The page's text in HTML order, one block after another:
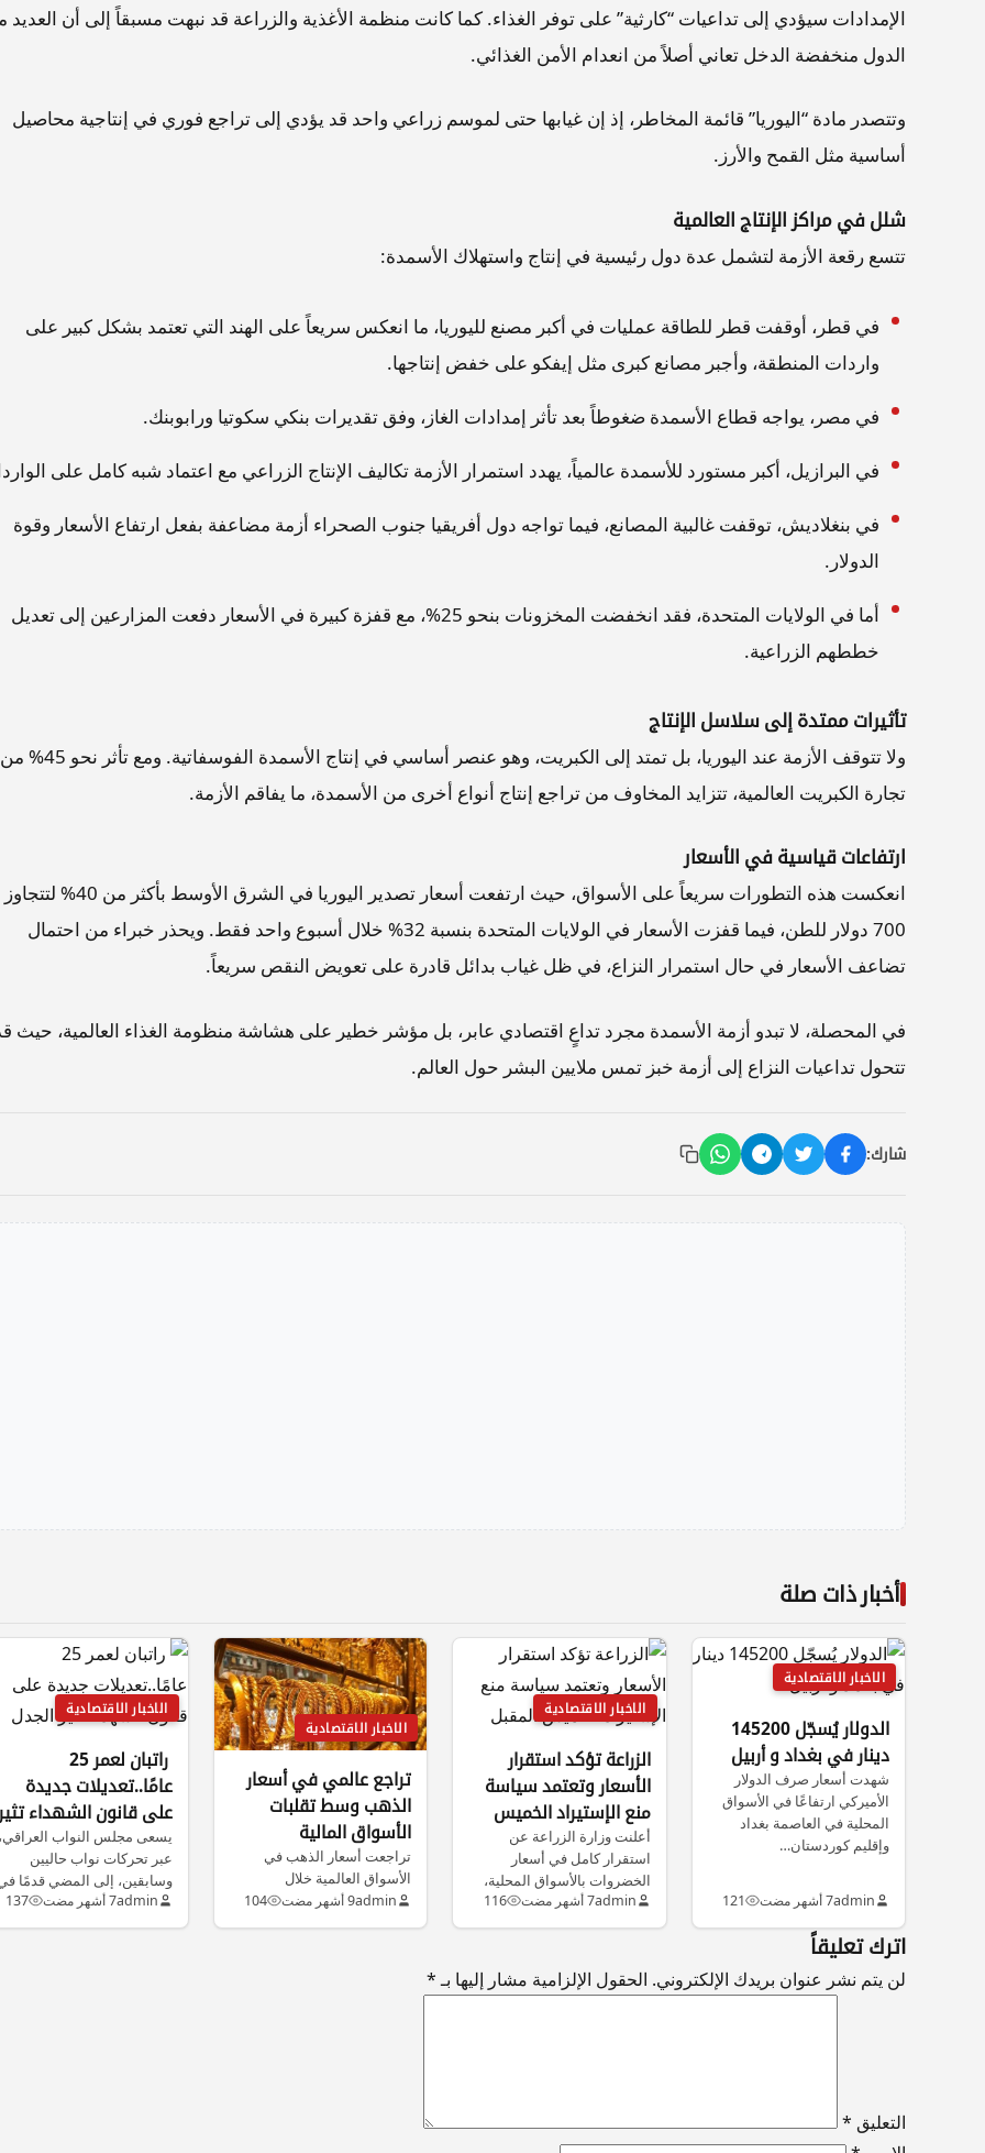
الإمدادات سيؤدي إلى تداعيات “كارثية” على توفر الغذاء. كما كانت منظمة الأغذية والزراعة قد نبهت مسبقاً إلى أن العديد
الدول منخفضة الدخل تعاني أصلاً من انعدام الأمن الغذائي.
وتتصدر مادة “اليوريا” قائمة المخاطر، إذ إن غيابها حتى لموسم زراعي واحد قد يؤدي إلى تراجع فوري في إنتاجية محاصيل
أساسية مثل القمح والأرز.
شلل في مراكز الإنتاج العالمية
تتسع رقعة الأزمة لتشمل عدة دول رئيسية في إنتاج واستهلاك الأسمدة:
في قطر، أوقفت قطر للطاقة عمليات في أكبر مصنع لليوريا، ما انعكس سريعاً على الهند التي تعتمد بشكل كبير على
واردات المنطقة، وأجبر مصانع كبرى مثل إيفكو على خفض إنتاجها.
في مصر، يواجه قطاع الأسمدة ضغوطاً بعد تأثر إمدادات الغاز، وفق تقديرات بنكي سكوتيا ورابوبنك.
في البرازيل، أكبر مستورد للأسمدة عالمياً، يهدد استمرار الأزمة تكاليف الإنتاج الزراعي مع اعتماد شبه كامل على
في بنغلاديش، توقفت غالبية المصانع، فيما تواجه دول أفريقيا جنوب الصحراء أزمة مضاعفة بفعل ارتفاع الأسعار وقوة
الدولار.
أما في الولايات المتحدة، فقد انخفضت المخزونات بنحو 25%، مع قفزة كبيرة في الأسعار دفعت المزارعين إلى تعديل
خططهم الزراعية.
تأثيرات ممتدة إلى سلاسل الإنتاج
ولا تتوقف الأزمة عند اليوريا، بل تمتد إلى الكبريت، وهو عنصر أساسي في إنتاج الأسمدة الفوسفاتية. ومع تأثر نحو 45% من
تجارة الكبريت العالمية، تتزايد المخاوف من تراجع إنتاج أنواع أخرى من الأسمدة، ما يفاقم الأزمة.
ارتفاعات قياسية في الأسعار
انعكست هذه التطورات سريعاً على الأسواق، حيث ارتفعت أسعار تصدير اليوريا في الشرق الأوسط بأكثر من 40% لتتجاوز
700 دولار للطن، فيما قفزت الأسعار في الولايات المتحدة بنسبة 32% خلال أسبوع واحد فقط. ويحذر خبراء من احتمال
تضاعف الأسعار في حال استمرار النزاع، في ظل غياب بدائل قادرة على تعويض النقص سريعاً.
في المحصلة، لا تبدو أزمة الأسمدة مجرد تداعٍ اقتصادي عابر، بل مؤشر خطير على هشاشة منظومة الغذاء العالمية، حيث
تتحول تداعيات النزاع إلى أزمة خبز تمس ملايين البشر حول العالم.
شارك:
أخبار ذات صلة
الاخبار الاقتصادية
الدولار يُسجّل 145200
دينار في بغداد و أربيل
شهدت أسعار صرف الدولار
الأميركي ارتفاعًا في الأسواق
المحلية في العاصمة بغداد
وإقليم كوردستان…
admin7 أشهر مضت 121
الاخبار الاقتصادية
الزراعة تؤكد استقرار
الأسعار وتعتمد سياسة
منع الإستيراد الخميس
المقبل
أعلنت وزارة الزراعة عن
استقرار كامل في أسعار
الخضروات بالأسواق المحلية،
نافيةً وجود أي…
admin7 أشهر مضت 116
الاخبار الاقتصادية
تراجع عالمي في أسعار
الذهب وسط تقلبات
الأسواق المالية
تراجعت أسعار الذهب في
الأسواق العالمية خلال
الساعات الأخيرة، إذ انخفض
admin9 أشهر مضت 104
الاخبار الاقتصادية
راتبان لعمر 25
عامًا..تعديلات جديدة
على قانون الشهداء
الجدل
يسعى مجلس النواب
عبر تحركات نواب حاليين
وسابقين، إلى المضي قدمًا
تعديلات…
admin7 أشهر مضت 137
اترك تعليقاً
لن يتم نشر عنوان بريدك الإلكتروني. الحقول الإلزامية مشار إليها بـ*
التعليق *